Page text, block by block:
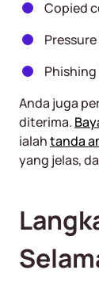
Copied
Anda juga
diterima.
ialahtanda
yang jelas,